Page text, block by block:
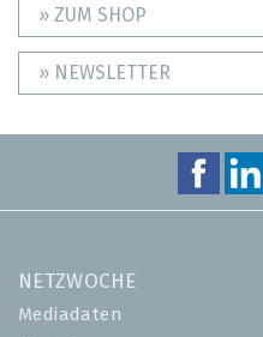
» ZUM SHOP
» NEWSLETTER
NETZWOCHE
Mediadaten